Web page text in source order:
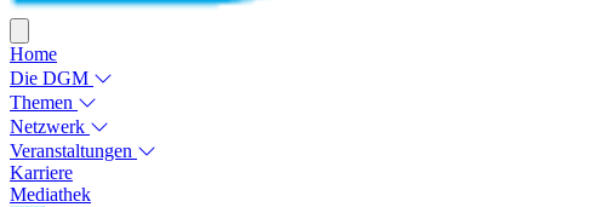
Home
Die DGM
Themen
Netzwerk
Veranstaltungen
Karriere
Mediathek